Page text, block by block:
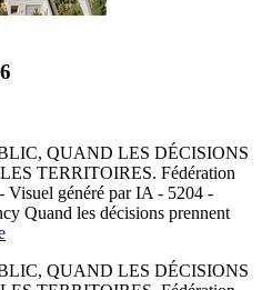
QUAND LES DÉCISIONS
TERRITOIRES. Fédération
Visuel généré par IA - 5204 -
Quand les décisions prennent
QUAND LES DÉCISIONS